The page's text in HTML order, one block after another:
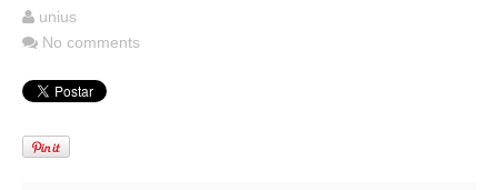
unius
No comments